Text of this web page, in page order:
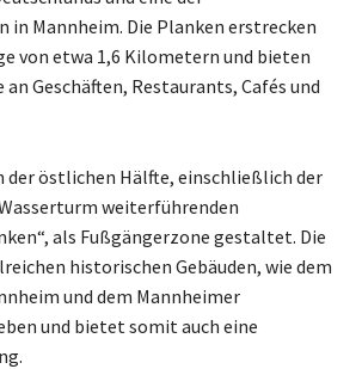
Mannheim. Die Planken erstrecken
von etwa 1,6 Kilometern und bieten
Geschäften, Restaurants, Cafés und
der östlichen Hälfte, einschließlich der
weiterführenden
als Fußgängerzone gestaltet. Die
historischen Gebäuden, wie dem
und dem Mannheimer
und bietet somit auch eine